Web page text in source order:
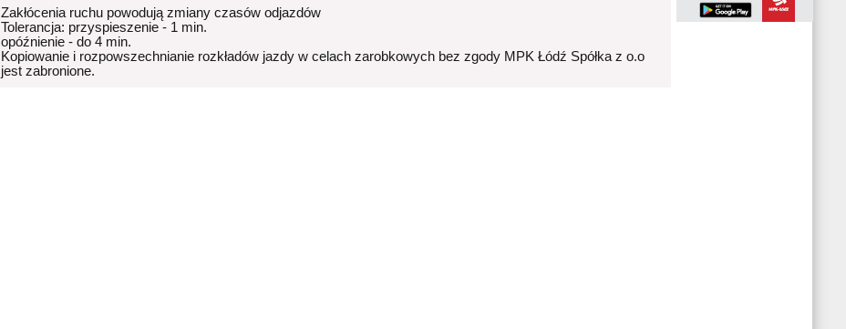
Zakłócenia ruchu powodują zmiany czasów odjazdów
Tolerancja: przyspieszenie - 1 min.
opóźnienie - do 4 min.
Kopiowanie i rozpowszechnianie rozkładów jazdy w celach zarobkowych bez zgody MPK Łódź Spółka z o.o
jest zabronione.